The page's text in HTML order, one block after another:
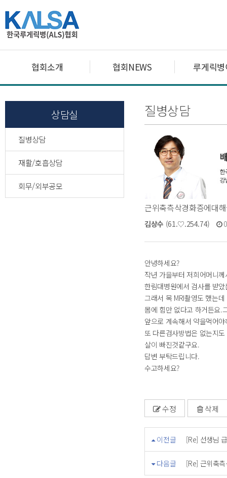
협회소개 협회NEWS 루게릭
상담실
질병상담
재활/호흡상담
회무/외부공모
질병상담
근위축측삭경화증에대
김상수 (61.♡.254.74)
안녕하세요?
작년 가을부터 저희어머니
한림대병원에서 검사를 받
그래서 목 MRI촬영도 했는
몸에 힘만 없다고 하거든요.
앞으로 계속해서 약을먹어
또 다른검사방법은 없는지
살이 빠진것같구요.
답변 부탁드립니다.
수고하세요?
수정 삭제
이전글 [Re] 선생님
다음글 [Re] 근위축